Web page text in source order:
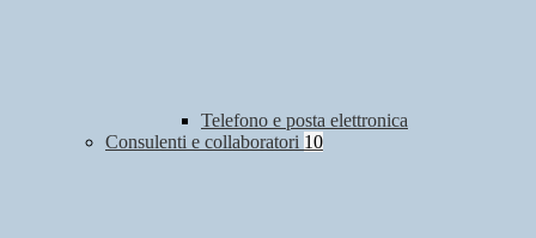
Telefono e posta elettronica
Consulenti e collaboratori 10